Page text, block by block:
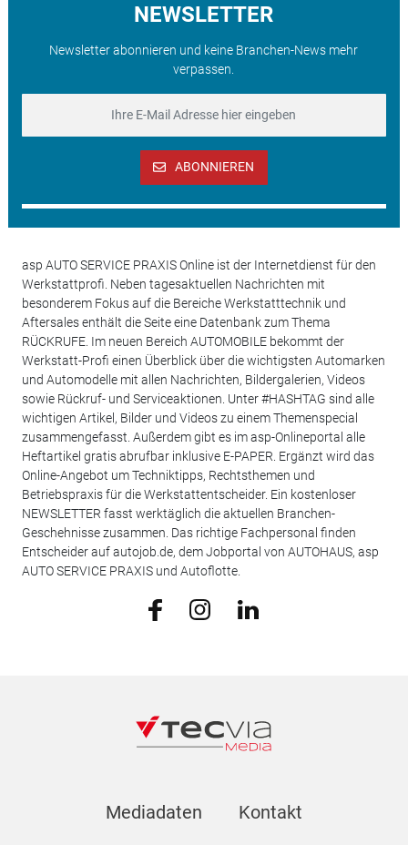
NEWSLETTER
Newsletter abonnieren und keine Branchen-News mehr
verpassen.
ABONNIEREN
asp AUTO SERVICE PRAXIS Online ist der Internetdienst für den
Werkstattprofi. Neben tagesaktuellen Nachrichten mit
besonderem Fokus auf die Bereiche Werkstatttechnik und
Aftersales enthält die Seite eine Datenbank zum Thema
RÜCKRUFE. Im neuen Bereich AUTOMOBILE bekommt der
Werkstatt-Profi einen Überblick über die wichtigsten Automarken
und Automodelle mit allen Nachrichten, Bildergalerien, Videos
sowie Rückruf- und Serviceaktionen. Unter #HASHTAG sind alle
wichtigen Artikel, Bilder und Videos zu einem Themenspecial
zusammengefasst. Außerdem gibt es im asp-Onlineportal alle
Heftartikel gratis abrufbar inklusive E-PAPER. Ergänzt wird das
Online-Angebot um Techniktipps, Rechtsthemen und
Betriebspraxis für die Werkstattentscheider. Ein kostenloser
NEWSLETTER fasst werktäglich die aktuellen Branchen-
Geschehnisse zusammen. Das richtige Fachpersonal finden
Entscheider auf autojob.de, dem Jobportal von AUTOHAUS, asp
AUTO SERVICE PRAXIS und Autoflotte.
Mediadaten Kontakt